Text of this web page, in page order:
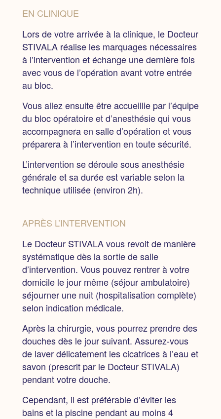
EN CLINIQUE
Lors de votre arrivée à la clinique, le Docteur
STIVALA réalise les marquages nécessaires
à l’intervention et échange une dernière fois
avec vous de l’opération avant votre entrée
au bloc.
Vous allez ensuite être accueillie par l’équipe
du bloc opératoire et d’anesthésie qui vous
accompagnera en salle d’opération et vous
préparera à l’intervention en toute sécurité.
L’intervention se déroule sous anesthésie
générale et sa durée est variable selon la
technique utilisée (environ 2h).
APRÈS L’INTERVENTION
Le Docteur STIVALA vous revoit de manière
systématique dès la sortie de salle
d’intervention. Vous pouvez rentrer à votre
domicile le jour même(séjour ambulatoire)
séjourner une nuit(hospitalisation complète)
selon indication médicale.
Après la chirurgie, vous pourrez prendre des
douches dès le jour suivant. Assurez-vous
de laver délicatement les cicatrices à l’eau et
savon (prescrit par le Docteur STIVALA)
pendant votre douche.
Cependant, il est préférable d’éviter les
bains et la piscine pendant au moins 4